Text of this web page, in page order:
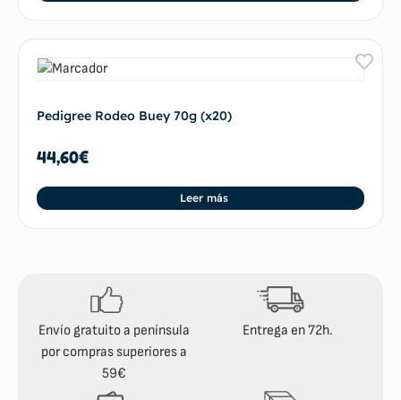
Pedigree Rodeo Buey 70g (x20)
44,60€
Leer más
Envío gratuito a península
por compras superiores a
59€
Entrega en 72h.